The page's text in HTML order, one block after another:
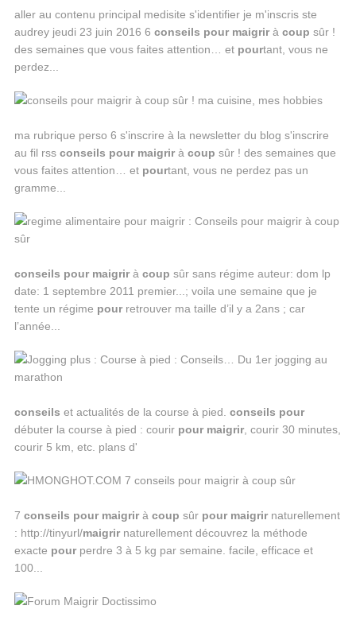
aller au contenu principal medisite s'identifier je m'inscris ste
audrey jeudi 23 juin 2016 6 conseils pour maigrirà coup sûr !
des semaines que vous faites attention… et pourtant, vous ne
perdez...
ma rubrique perso 6 s'inscrire à la newsletter du blog s'inscrire
au fil rss conseils pour maigrirà coup sûr ! des semaines que
vous faites attention… et pourtant, vous ne perdez pas un
gramme...
conseils pour maigrirà coup sûr sans régime auteur: dom lp
date: 1 septembre 2011 premier...; voila une semaine que je
tente un régime pourretrouver ma taille d’il y a 2ans ; car
l’année...
conseils et actualités de la course à pied. conseils pour
débuter la course à pied : courir pour maigrir, courir 30 minutes,
courir 5 km, etc. plans d'
7 conseils pour maigrirà coup sûr pour maigrirnaturellement
: http://tinyurl/maigrirnaturellement découvrez la méthode
exacte pourperdre 3 à 5 kg par semaine. facile, efficace et
100...